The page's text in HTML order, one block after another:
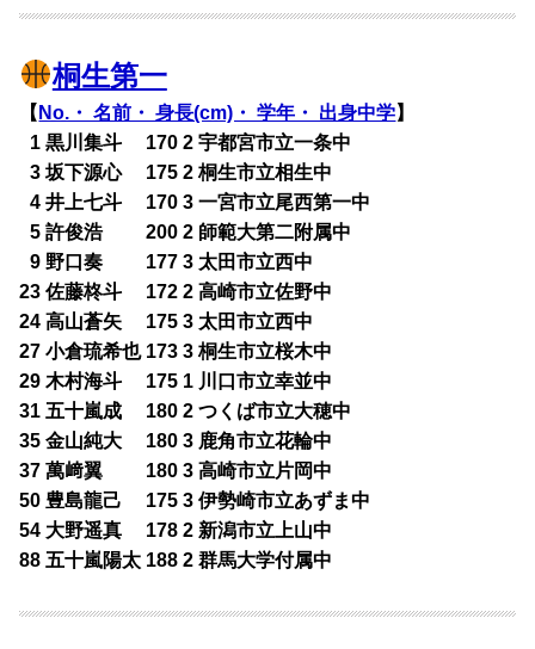
桐生第一
【 No.・ 名前・ 身長(cm)・ 学年・ 出身中学】
1 黒川集斗 170 2 宇都宮市立一条中
03 坂下源心 175 2 桐生市立相生中
04 井上七斗 170 3 一宮市立尾西第一中
05 許俊浩 200 2 師範大第二附属中
09 野口奏 177 3 太田市立西中
23 佐藤柊斗 172 2 高崎市立佐野中
24 高山蒼矢 175 3 太田市立西中
27 小倉琉希也 173 3 桐生市立桜木中
29 木村海斗 175 1 川口市立幸並中
31 五十嵐成 180 2 つくば市立大穂中
35 金山純大 180 3 鹿角市立花輪中
37 萬﨑翼 180 3 高崎市立片岡中
50 豊島龍己 175 3 伊勢崎市立あずま中
54 大野遥真 178 2 新潟市立上山中
88 五十嵐陽太 188 2 群馬大学付属中